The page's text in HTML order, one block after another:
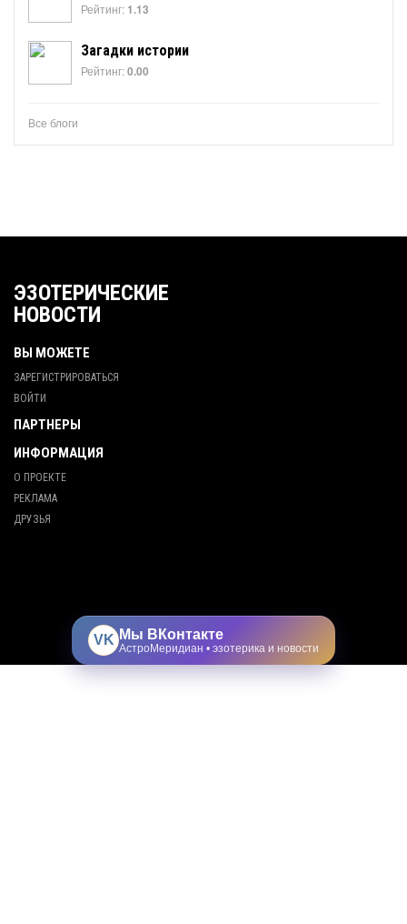
Рейтинг: 1.13
Загадки истории
Рейтинг:0.00
Все блоги
ЭЗОТЕРИЧЕСКИЕ
НОВОСТИ
ВЫ МОЖЕТЕ
ЗАРЕГИСТРИРОВАТЬСЯ
ВОЙТИ
ПАРТНЕРЫ
ИНФОРМАЦИЯ
О ПРОЕКТЕ
РЕКЛАМА
ДРУЗЬЯ
VK Мы ВКонтакте
АстроМеридиан • эзотерика и новости